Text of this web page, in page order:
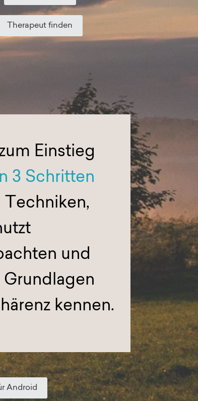
Therapeut finden
Einstieg
3 Schritten
Techniken,
und
kennen.
Android